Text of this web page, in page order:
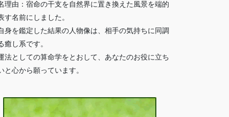
理由：宿命の干支を自然界に置き換えた風景を端的
す名前にしました。
身を鑑定した結果の人物像は、相手の気持ちに同調
癒し系です。
法としての算命学をとおして、あなたのお役に立ち
と心から願っています。